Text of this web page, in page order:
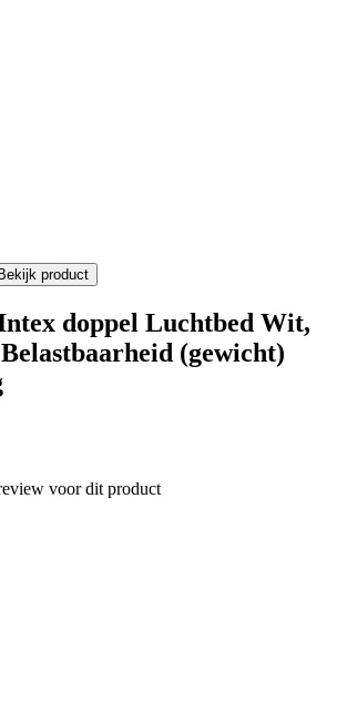
Bekijk product
doppel Luchtbed Wit,
(gewicht)
voor dit product